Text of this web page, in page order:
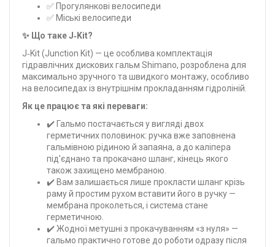
✅ Прогулянкові велосипеди
✅ Міські велосипеди
✨ Що таке J‑Kit?
J‑Kit (Junction Kit) — це особлива комплектація
гідравлічних дискових гальм Shimano, розроблена для
максимально зручного та швидкого монтажу, особливо
на велосипедах із внутрішнім прокладанням гідроліній.
Як це працює та які переваги:
✔️ Гальмо постачається у вигляді двох
герметичних половинок: ручка вже заповнена
гальмівною рідиною й запаяна, а до каліпера
під'єднано та прокачано шланг, кінець якого
також захищено мембраною.
✔️ Вам залишається лише прокласти шланг крізь
раму й простим рухом вставити його в ручку —
мембрана проколеться, і система стане
герметичною.
✔️ Жодної метушні з прокачуванням «з нуля» —
гальмо практично готове до роботи одразу після